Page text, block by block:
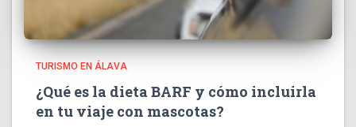
TURISMO EN ÁLAVA
¿Qué es la dieta BARF y cómo incluirla
en tu viaje con mascotas?